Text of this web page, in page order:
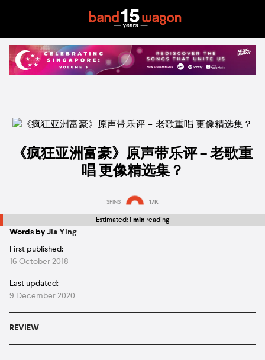
《疯狂亚洲富豪》原声带乐评 – 老歌重
唱 更像精选集？
SPINS 17K
Estimated:1 min reading
Words by Jia Ying
First published:
16 October 2018
Last updated:
9 December 2020
REVIEW